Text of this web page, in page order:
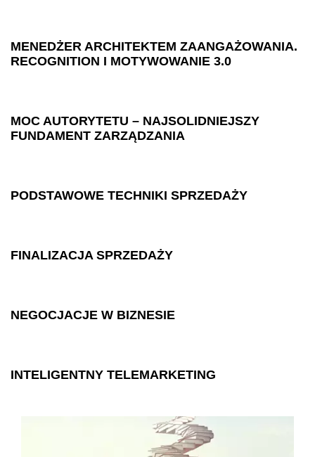
MENEDŻER ARCHITEKTEM ZAANGAŻOWANIA.
RECOGNITION I MOTYWOWANIE 3.0
MOC AUTORYTETU – NAJSOLIDNIEJSZY
FUNDAMENT ZARZĄDZANIA
PODSTAWOWE TECHNIKI SPRZEDAŻY
FINALIZACJA SPRZEDAŻY
NEGOCJACJE W BIZNESIE
INTELIGENTNY TELEMARKETING